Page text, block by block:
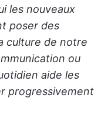
les nouveaux
poser des
culture de notre
ou
aide les
progressivement